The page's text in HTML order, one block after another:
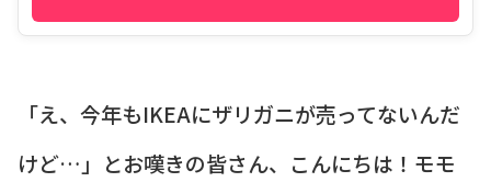
「え、今年もIKEAにザリガニが売ってないんだ
けど…」とお嘆きの皆さん、こんにちは！モモ